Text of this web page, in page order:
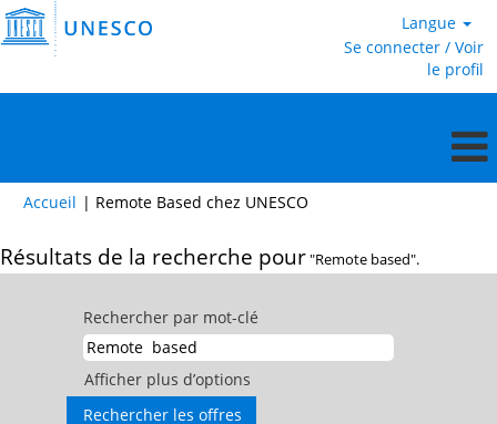
Langue
Se connecter / Voir
le profil
Accueil | Remote Based chez UNESCO
Résultats de la recherche pour"Remote based".
Rechercher par mot-clé
Afficher plus d’options